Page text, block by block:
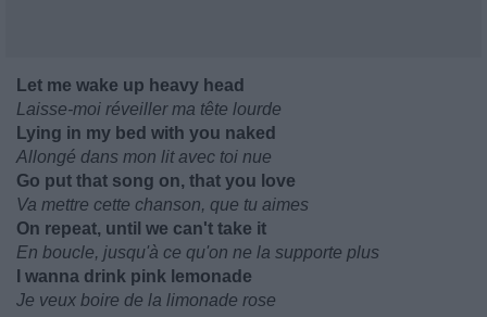
Let me wake up heavy head
Laisse-moi réveiller ma tête lourde
Lying in my bed with you naked
Allongé dans mon lit avec toi nue
Go put that song on, that you love
Va mettre cette chanson, que tu aimes
On repeat, until we can't take it
En boucle, jusqu'à ce qu'on ne la supporte plus
I wanna drink pink lemonade
Je veux boire de la limonade rose